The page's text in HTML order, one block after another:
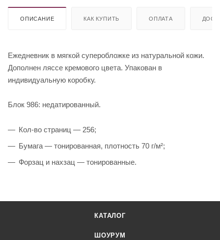
ОПИСАНИЕ КАК КУПИТЬ ОПЛАТА
Ежедневник в мягкой суперобложке из натуральной кожи.
Дополнен ляссе кремового цвета. Упакован в
индивидуальную коробку.
Блок 986: недатированный.
Кол-во страниц — 256;
Бумага — тонированная, плотность 70 г/м²;
Форзац и нахзац — тонированные.
КАТАЛОГ
ШОУРУМ